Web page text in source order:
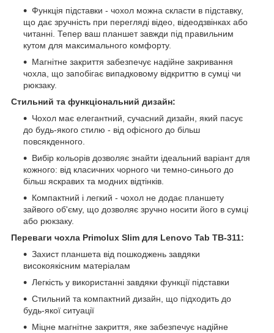
Функція підставки - чохол можна скласти в підставку,
що дає зручність при перегляді відео, відеодзвінках або
читанні. Тепер ваш планшет завжди під правильним
кутом для максимального комфорту.
Магнітне закриття забезпечує надійне закривання
чохла, що запобігає випадковому відкриттю в сумці чи
рюкзаку.
Стильний та функціональний дизайн:
Чохол має елегантний, сучасний дизайн, який пасує
до будь-якого стилю - від офісного до більш
повсякденного.
Вибір кольорів дозволяє знайти ідеальний варіант для
кожного: від класичних чорного чи темно-синього до
більш яскравих та модних відтінків.
Компактний і легкий - чохол не додає планшету
зайвого об'єму, що дозволяє зручно носити його в сумці
або рюкзаку.
Переваги чохла Primolux Slim для Lenovo Tab TB-311:
Захист планшета від пошкоджень завдяки
високоякісним матеріалам
Легкість у використанні завдяки функції підставки
Стильний та компактний дизайн, що підходить до
будь-якої ситуації
Міцне магнітне закриття, яке забезпечує надійне